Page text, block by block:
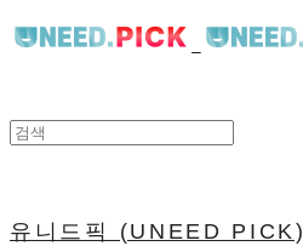
유니드픽 (UNEED PICK)